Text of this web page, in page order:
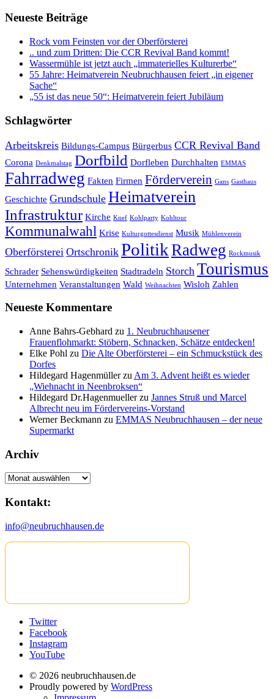
Neueste Beiträge
Rock vom Feinsten vor der Oberförsterei
.. und zum Dritten: Die CCR Revival Band kommt!
Wassermühle ist jetzt auch „immaterielles Kulturerbe“
55 Jahre: Heimatverein Neubruchhausen feiert „in eigener
Sache“
„55 ist das neue 50“: Heimatverein feiert Jubiläum
Schlagwörter
Arbeitskreis Bildungs-Campus Bürgerbus CCR Revival Band
Corona Denkmalstag Dorfbild Dorfleben Durchhalten EMMAS
Fahrradweg Fakten Firmen Förderverein Gans Gasthaus
Geschichte Grundschule Heimatverein
Infrastruktur Kirche Knef Kohlparty Kohltour
Kommunalwahl Krise Kulturgottesdienst Musik Mühlenverein
Oberförsterei Ortschronik PolitikRadweg Rockmusik
Schrader Sehenswürdigkeiten Stadtradeln Storch Tourismus
Unternehmen Veranstaltungen Wald Weihnachten Wisloh Zahlen
Neueste Kommentare
Anne Bahrs-Gebhard zu 1. Neubruchhausener
Frauenflohmarkt: Stöbern, Schnacken, Schätze entdecken!
Elke Pohl zu Die Alte Oberförsterei – ein Schmuckstück des
Dorfes
Hildegard Hagenmüllerzu Am 3. Advent heißt es wieder
„Wiehnacht in Neenbroksen“
Hildegard Dr.Hagenmuellerzu Jannes Struß und Marcel
Albrecht neu im Fördervereins-Vorstand
Werner Beckmann zu EMMAS Neubruchhausen – der neue
Supermarkt
Archiv
Archiv
Kontakt:
info@neubruchhausen.de
Twitter
Facebook
Instagram
YouTube
© 2026 neubruchhausen.de
Proudly powered by WordPress